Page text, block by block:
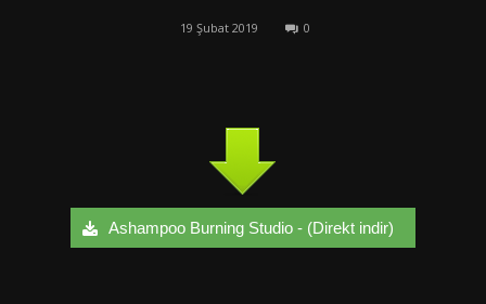
19 Şubat 2019 0
Ashampoo Burning Studio - (Direkt indir)